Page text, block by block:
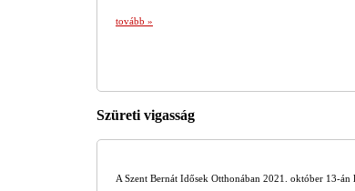
tovább »
Szüreti vigasság
A Szent Bernát Idősek Otthonában 2021. október 13-án